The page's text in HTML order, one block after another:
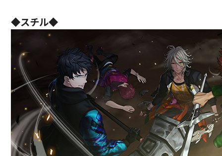
◆スチル◆